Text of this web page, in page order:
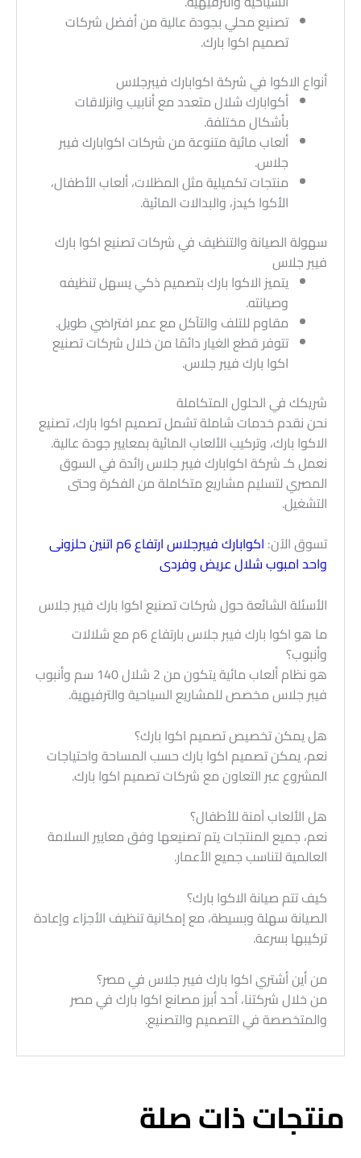
تصنيع محلي بجودة عالية من أفضل شركات
تصميم اكوا بارك.
أنواع الاكوا في شركة اكوابارك فيبرجلاس
أكوابارك شلال متعدد مع أنابيب وانزلاقات
بأشكال مختلفة.
ألعاب مائية متنوعة من شركات اكوابارك فيبر
جلاس.
منتجات تكميلية مثل المظلات، ألعاب الأطفال،
الأكوا كيدز، والبدالات المائية.
سهولة الصيانة والتنظيف في شركات تصنيع اكوا بارك
فيبر جلاس
يتميز الاكوا بارك بتصميم ذكي يسهل تنظيفه
وصيانته.
مقاوم للتلف والتآكل مع عمر افتراضي طويل.
تتوفر قطع الغيار دائمًا من خلال شركات تصنيع
اكوا بارك فيبر جلاس.
شريكك في الحلول المتكاملة
نحن نقدم خدمات شاملة تشمل تصميم اكوا بارك، تصنيع
الاكوا بارك، وتركيب الألعاب المائية بمعايير جودة عالية.
نعمل كـ شركة اكوابارك فيبر جلاس رائدة في السوق
المصري لتسليم مشاريع متكاملة من الفكرة وحتى
التشغيل.
تسوق الآن:
اكوابارك فيبرجلاس ارتفاع 6م اتنين حلزونى
واحد امبوب شلال عريض وفردى
الأسئلة الشائعة حول شركات تصنيع اكوا بارك فيبر جلاس
ما هو اكوا بارك فيبر جلاس بارتفاع 6م مع شلالات
وأنبوب؟
هو نظام ألعاب مائية يتكون من 2 شلال 140 سم وأنبوب
فيبر جلاس مخصص للمشاريع السياحية والترفيهية.
هل يمكن تخصيص تصميم اكوا بارك؟
نعم، يمكن تصميم اكوا بارك حسب المساحة واحتياجات
المشروع عبر التعاون مع شركات تصميم اكوا بارك.
هل الألعاب آمنة للأطفال؟
نعم، جميع المنتجات يتم تصنيعها وفق معايير السلامة
العالمية لتناسب جميع الأعمار.
كيف تتم صيانة الاكوا بارك؟
الصيانة سهلة وبسيطة، مع إمكانية تنظيف الأجزاء وإعادة
تركيبها بسرعة.
من أين أشتري اكوا بارك فيبر جلاس في مصر؟
من خلال شركتنا، أحد أبرز مصانع اكوا بارك في مصر
والمتخصصة في التصميم والتصنيع.
منتجات ذات صلة